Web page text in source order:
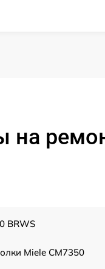
на
BRWS
Miele CM7350